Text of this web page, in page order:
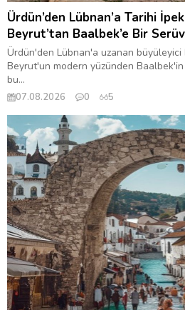
Ürdün’den Lübnan’a Tarihi
Beyrut’tan Baalbek’e Bir
Ürdün'den Lübnan'a uzanan büyüleyici
Beyrut'un modern yüzünden Baalbek'in
bu...
07.08.2026 0 5